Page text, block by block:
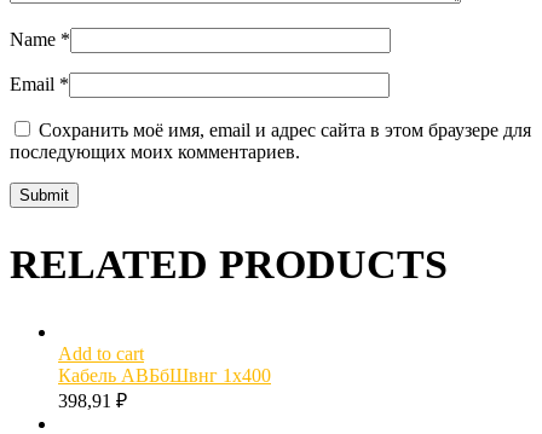
Name *
Email *
Сохранить моё имя, email и адрес сайта в этом браузере для
последующих моих комментариев.
RELATED PRODUCTS
Add to cart
Кабель АВБбШвнг 1х400
398,91 ₽